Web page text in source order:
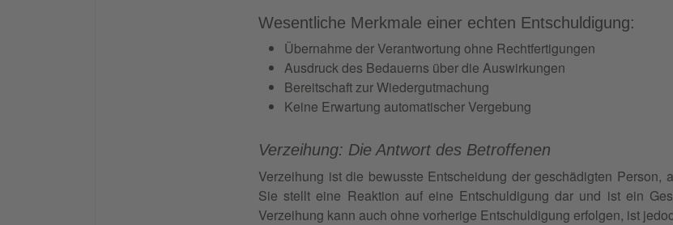
Wesentliche Merkmale einer echten Entschuldigung:
Übernahme der Verantwortung ohne Rechtfertigungen
Ausdruck des Bedauerns über die Auswirkungen
Bereitschaft zur Wiedergutmachung
Keine Erwartung automatischer Vergebung
Verzeihung: Die Antwort des Betroffenen
Verzeihung ist die bewusste Entscheidung der geschädigten Person,
Sie stellt eine Reaktion auf eine Entschuldigung dar und ist ein
Verzeihung kann auch ohne vorherige Entschuldigung erfolgen, ist